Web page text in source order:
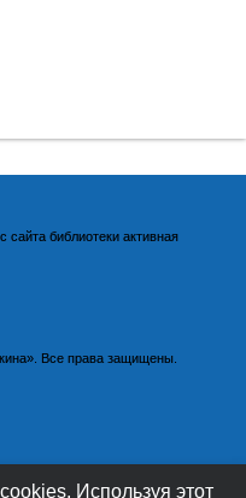
сайта библиотеки активная
Все права защищены.
Используя этот